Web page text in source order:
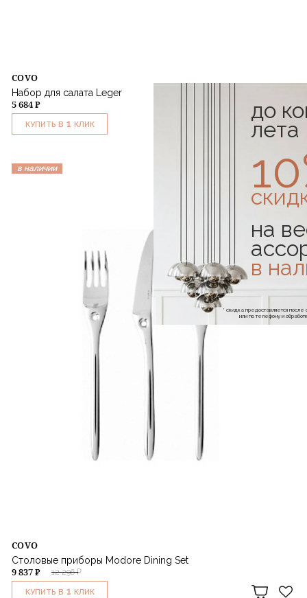
COVO
Набор для салата Leger
5 684 ₽
КУПИТЬ В 1 КЛИК
в наличии
-20%
COVO
Столовые приборы Modore Dining Set
12 296 ₽
9 837 ₽
КУПИТЬ В 1 КЛИК
до
лета
на
в
* скидка предоставляется
или по телефону и